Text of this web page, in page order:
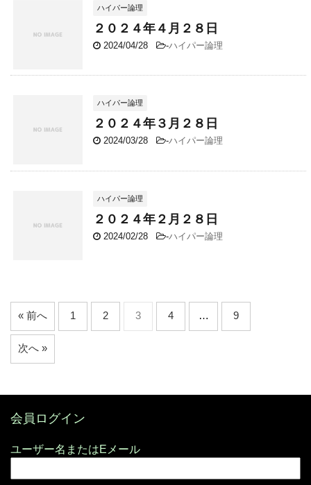
ハイパー論理
２０２４年４月２８日
2024/04/28 -ハイパー論理
ハイパー論理
２０２４年３月２８日
2024/03/28 -ハイパー論理
ハイパー論理
２０２４年２月２８日
2024/02/28 -ハイパー論理
« 前へ 1 2 3 4 … 9
次へ »
会員ログイン